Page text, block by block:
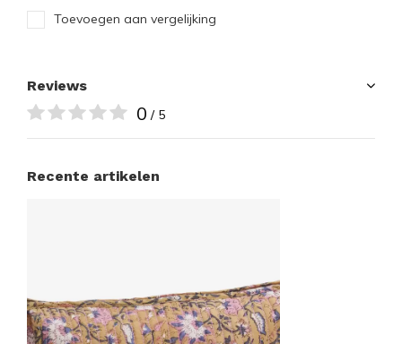
Toevoegen aan vergelijking
Reviews
0 / 5
Recente artikelen